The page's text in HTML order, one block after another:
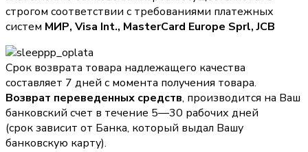
строгом соответствии с требованиями платежных
систем МИР, Visa Int., MasterCard Europe Sprl, JCB
Срок возврата товара надлежащего качества
составляет 7 дней с момента получения товара.
Возврат переведенных средств, производится на Ваш
банковский счет в течение 5—30 рабочих дней
(срок зависит от Банка, который выдал Вашу
банковскую карту).